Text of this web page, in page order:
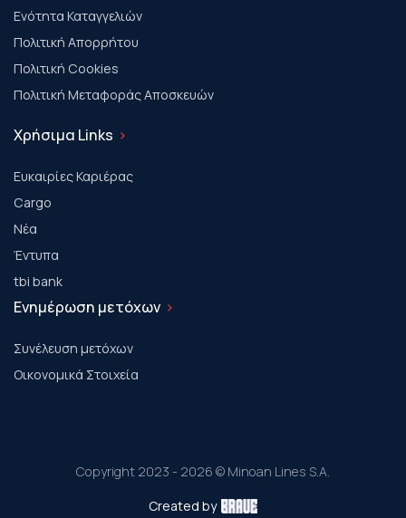
Ενότητα Καταγγελιών
Πολιτική Απορρήτου
Πολιτική Cookies
Πολιτική Μεταφοράς Αποσκευών
Χρήσιμα Links
Ευκαιρίες Καριέρας
Cargo
Νέα
Έντυπα
tbi bank
Ενημέρωση μετόχων
Συνέλευση μετόχων
Οικονομικά Στοιχεία
Copyright 2023 - 2026 © Minoan Lines S.A.
Created by